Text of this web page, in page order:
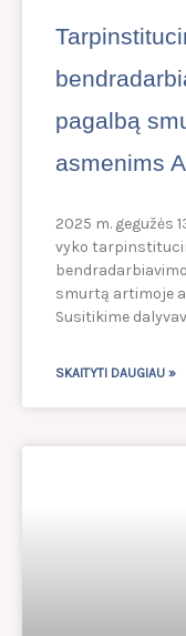
pagalbą
asmenims
2025 m. gegužės
vyko
smurtą artimoje
Susitikime
SKAITYTI DAUGIAU »